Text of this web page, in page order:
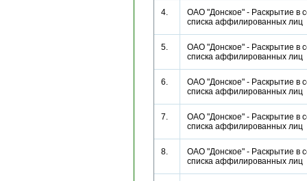
4.
ОАО "Донское" - Раскрытие в
списка аффилированных
5.
ОАО "Донское" - Раскрытие в
списка аффилированных
6.
ОАО "Донское" - Раскрытие в
списка аффилированных
7.
ОАО "Донское" - Раскрытие в
списка аффилированных
8.
ОАО "Донское" - Раскрытие в
списка аффилированных